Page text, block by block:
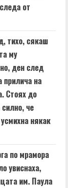
от
тихо, сякаш
му
ден след
прилича на
Стоях до
че
някак
по мрамора
увиснаха,
им. Паула